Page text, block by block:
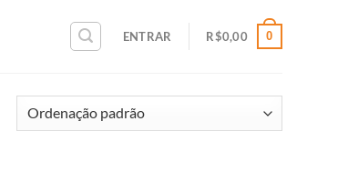
ENTRAR R$0,00 0